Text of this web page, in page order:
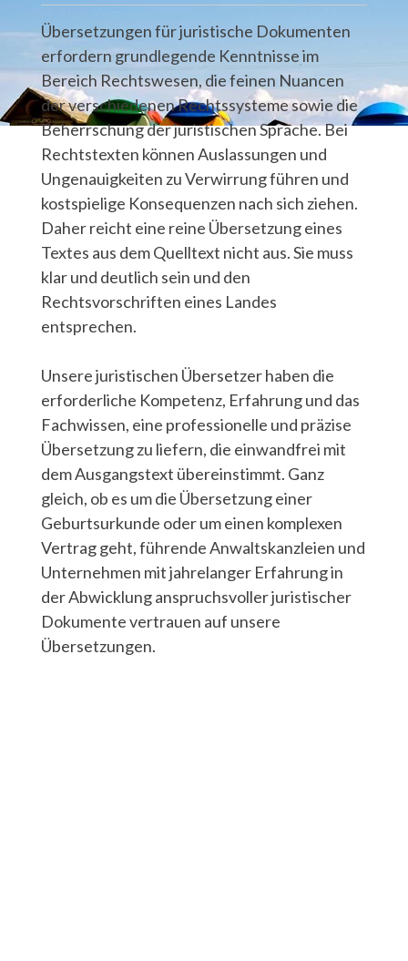
Übersetzungen für juristische Dokumenten
erfordern grundlegende Kenntnisse im
Bereich Rechtswesen, die feinen Nuancen
der verschiedenen Rechtssysteme sowie die
Beherrschung der juristischen Sprache. Bei
Rechtstexten können Auslassungen und
Ungenauigkeiten zu Verwirrung führen und
kostspielige Konsequenzen nach sich ziehen.
Daher reicht eine reine Übersetzung eines
Textes aus dem Quelltext nicht aus. Sie muss
klar und deutlich sein und den
Rechtsvorschriften eines Landes
entsprechen.
Unsere juristischen Übersetzer haben die
erforderliche Kompetenz, Erfahrung und das
Fachwissen, eine professionelle und präzise
Übersetzung zu liefern, die einwandfrei mit
dem Ausgangstext übereinstimmt. Ganz
gleich, ob es um die Übersetzung einer
Geburtsurkunde oder um einen komplexen
Vertrag geht, führende Anwaltskanzleien und
Unternehmen mit jahrelanger Erfahrung in
der Abwicklung anspruchsvoller juristischer
Dokumente vertrauen auf unsere
Übersetzungen.